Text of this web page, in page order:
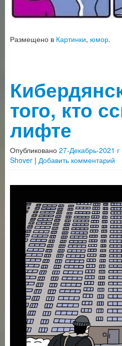
Размещено в Картинки, юмор.
того, кто
лифте
Опубликовано 27-Декабрь-2021
Shover | Добавить комментарий